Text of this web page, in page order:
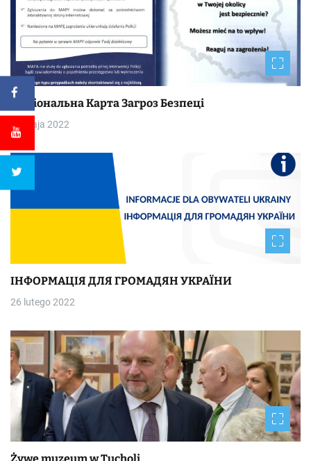
Національна Kapтa Загроз Безпеці
30 maja 2022
ІНФОРМАЦІЯ ДЛЯ ГРОМАДЯН УКРАЇНИ
26 lutego 2022